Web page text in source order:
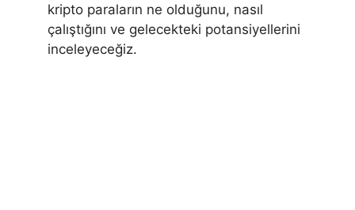
kripto paraların ne olduğunu, nasıl
çalıştığını ve gelecekteki potansiyellerini
inceleyeceğiz.